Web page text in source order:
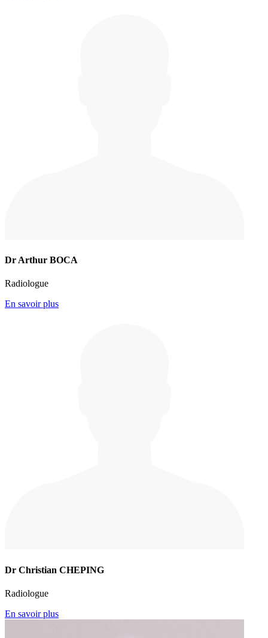
Dr Arthur BOCA
Radiologue
En savoir plus
Dr Christian CHEPING
Radiologue
En savoir plus